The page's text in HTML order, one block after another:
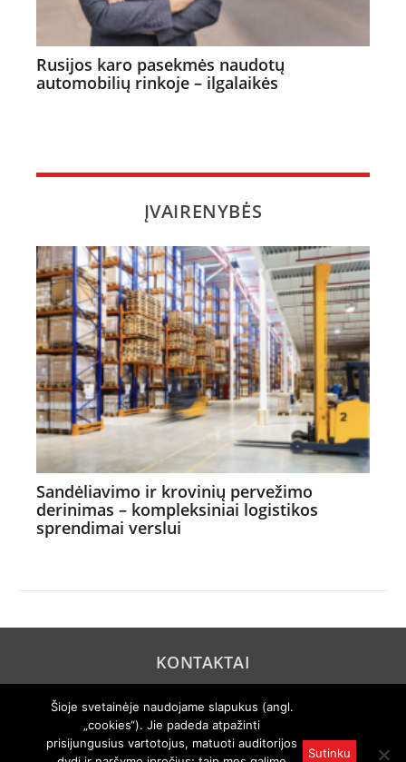
Rusijos karo pasekmės naudotų
automobilių rinkoje – ilgalaikės
ĮVAIRENYBĖS
Sandėliavimo ir krovinių pervežimo
derinimas – kompleksiniai logistikos
sprendimai verslui
KONTAKTAI
PRIVATUMO POLITIKA
Šioje svetainėje naudojame slapukus (angl.
„cookies“). Jie padeda atpažinti
prisijungusius vartotojus, matuoti auditorijos
Sutinku